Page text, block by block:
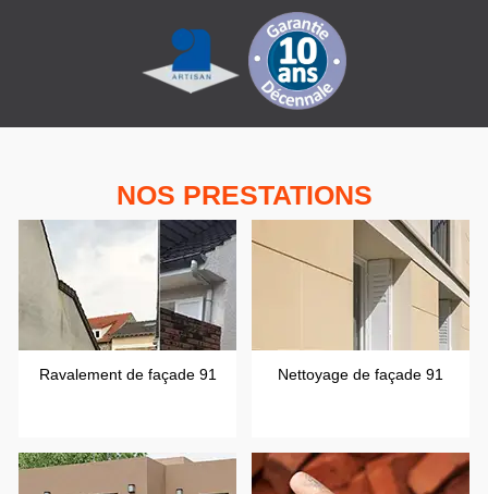
NOS PRESTATIONS
Ravalement de façade 91 Nettoyage de façade 91